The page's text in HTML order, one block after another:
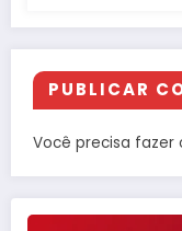
PUBLICAR
Você precisa fazer